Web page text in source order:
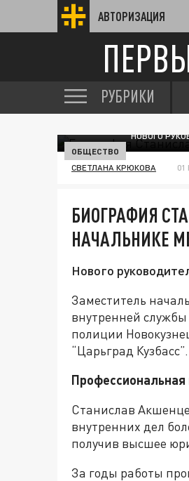
АВТОРИЗАЦИЯ
РУБРИКИ
НОВОГО
ОБЩЕСТВО
СВЕТЛАНА КРЮКОВА 01
БИОГРАФИЯ
НАЧАЛЬНИКЕ
Нового
Заместитель
внутренней службы
полиции
“Царьград Кузбасс”.
Профессиональная
Станислав
внутренних дел
получив высшее
За годы работы